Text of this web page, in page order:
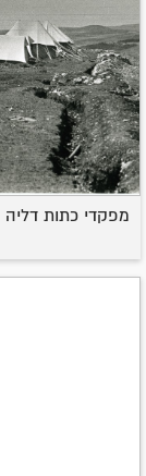
מפקדי כתות דליה